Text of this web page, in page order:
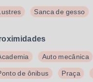
Sanca de gesso
Auto mecânica
de ônibus Praça